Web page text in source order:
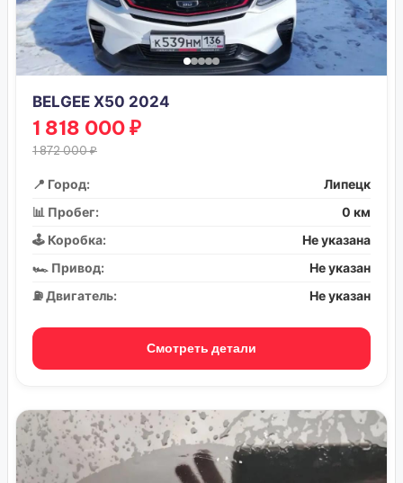
BELGEE X50 2024
1 818 000 ₽
1 872 000 ₽
📍 Город:
Липецк
📊 Пробег:
0 км
🕹️ Коробка:
Не указана
🏎️ Привод:
Не указан
⛽ Двигатель:
Не указан
Смотреть детали